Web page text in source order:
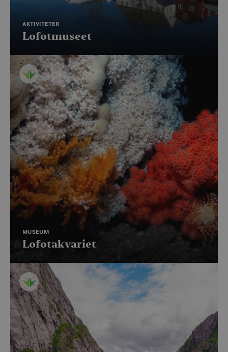
AKTIVITETER
Lofotmuseet
MUSEUM
Lofotakvariet